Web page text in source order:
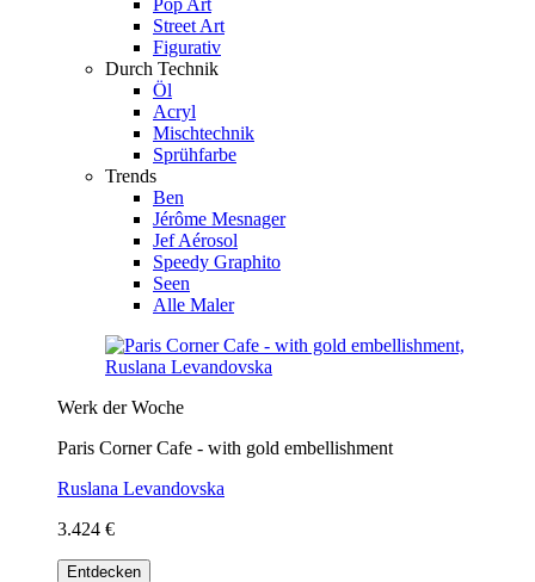
Street Art
Figurativ
Durch Technik
Öl
Acryl
Mischtechnik
Sprühfarbe
Trends
Ben
Jérôme Mesnager
Jef Aérosol
Speedy Graphito
Seen
Alle Maler
Werk der Woche
Paris Corner Cafe - with gold embellishment
Ruslana Levandovska
3.424 €
Entdecken